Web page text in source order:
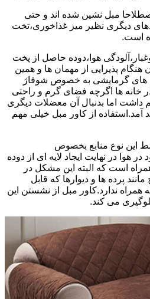
مبل نشین شده اند و حتی
دیگری نظیر میز غذاخوری،تخت
است.
هوا،دوده حاصل از پخت
پذیرایی از مهمان ها و همین
های گرمایشی به خصوص شوفاژ
خانه ها اگرچه فضای گرم و راحتی
اما بدنبال آن معضلات دیگری
آمد.استفاده از کاور مبل خیلی مهم
این نوع منابع بخصوص
هوا در نهایت ایجاد لایه ای از دوده
است که البته این مشکل در
پرده ها و دیوارها که قابل
ندارد.کاور مبل از نشستن این
می کند.